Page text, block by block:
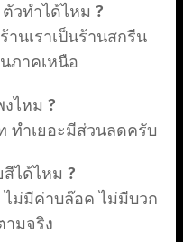
วทำได้ไหม ?
านเราเป็นร้านสกรีน
ภาคเหนือ
ไหม ?
ทำเยอะมีส่วนลดครับ
ได้ไหม ?
ม่มีค่าบล๊อค ไม่มีบวก
ามจริง